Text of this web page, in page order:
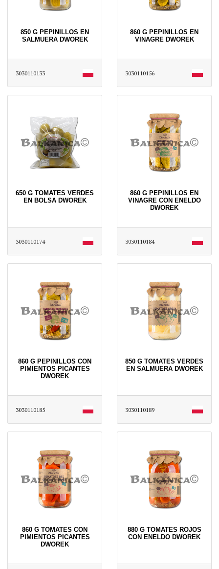
850 G PEPINILLOS EN
SALMUERA DWOREK
3030110133
860 G PEPINILLOS EN
VINAGRE DWOREK
3030110156
650 G TOMATES VERDES
EN BOLSA DWOREK
3030110174
860 G PEPINILLOS EN
VINAGRE CON ENELDO
DWOREK
3030110184
860 G PEPINILLOS CON
PIMIENTOS PICANTES
DWOREK
3030110185
850 G TOMATES VERDES
EN SALMUERA DWOREK
3030110189
860 G TOMATES CON
PIMIENTOS PICANTES
DWOREK
880 G TOMATES ROJOS
CON ENELDO DWOREK